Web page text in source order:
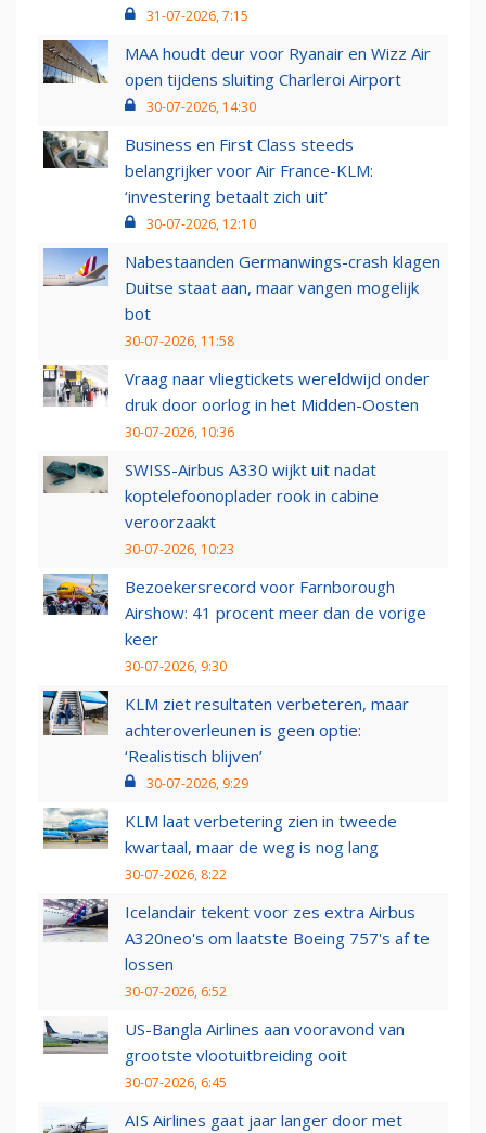
31-07-2026, 7:15
MAA houdt deur voor Ryanair en Wizz Air
open tijdens sluiting Charleroi Airport
30-07-2026, 14:30
Business en First Class steeds
belangrijker voor Air France-KLM:
‘investering betaalt zich uit’
30-07-2026, 12:10
Nabestaanden Germanwings-crash klagen
Duitse staat aan, maar vangen mogelijk
bot
30-07-2026, 11:58
Vraag naar vliegtickets wereldwijd onder
druk door oorlog in het Midden-Oosten
30-07-2026, 10:36
SWISS-Airbus A330 wijkt uit nadat
koptelefoonoplader rook in cabine
veroorzaakt
30-07-2026, 10:23
Bezoekersrecord voor Farnborough
Airshow: 41 procent meer dan de vorige
keer
30-07-2026, 9:30
KLM ziet resultaten verbeteren, maar
achteroverleunen is geen optie:
‘Realistisch blijven’
30-07-2026, 9:29
KLM laat verbetering zien in tweede
kwartaal, maar de weg is nog lang
30-07-2026, 8:22
Icelandair tekent voor zes extra Airbus
A320neo's om laatste Boeing 757's af te
lossen
30-07-2026, 6:52
US-Bangla Airlines aan vooravond van
grootste vlootuitbreiding ooit
30-07-2026, 6:45
AIS Airlines gaat jaar langer door met